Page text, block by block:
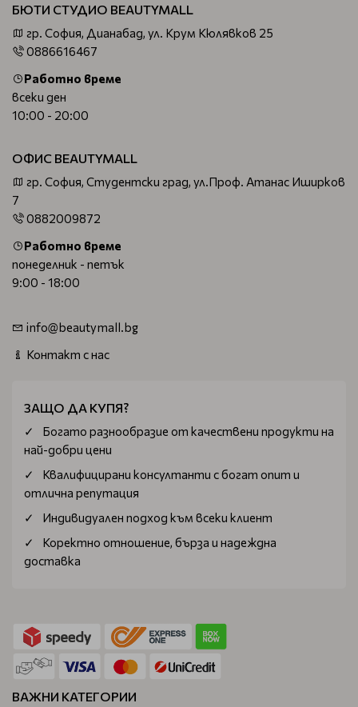
БЮТИ СТУДИО BEAUTYMALL
гр. София, Дианабад, ул. Крум Кюлявков 25
0886616467
Работно време
всеки ден
10:00 - 20:00
ОФИС BEAUTYMALL
гр. София, Студентски град, ул.Проф. Атанас Иширков
7
0882009872
Работно време
понеделник - петък
9:00 - 18:00
info@beautymall.bg
Контакт с нас
ЗАЩО ДА КУПЯ?
Богатo разнообразие от качествени продукти на
най-добри цени
Квалифицирани консултанти с богат опит и
отлична репутация
Индивидуален подход към всеки клиент
Коректно отношение, бърза и надеждна
доставка
ВАЖНИ КАТЕГОРИИ